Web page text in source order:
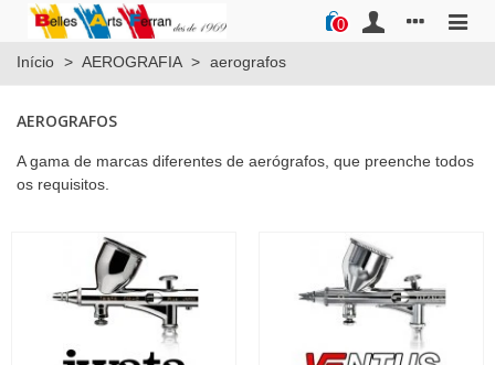
0
Início > AEROGRAFIA > aerografos
AEROGRAFOS
A gama de marcas diferentes de aerógrafos, que preenche todos
os requisitos.